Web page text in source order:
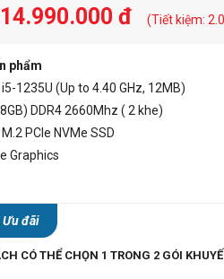
14.990.000 đ (Tiết kiệm:
phẩm
1235U (Up to 4.40 GHz, 12MB)
DDR4 2660Mhz ( 2 khe)
PCIe NVMe SSD
Graphics
Ưu đãi
CÓ THỂ CHỌN 1 TRONG 2 GÓI